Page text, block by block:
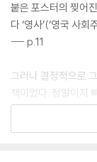
붙은 포스터의 찢어
다 ‘영사’(‘영국 사
--- p.11
그러나 결정적으로
책이었다. 정말이지
렇게 바래긴 했지만
년간 생산된 적이